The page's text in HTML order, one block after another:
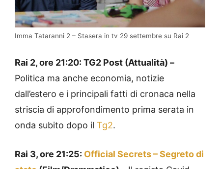
Imma Tataranni 2 – Stasera in tv 29 settembre su Rai 2
Rai 2, ore 21:20: TG2 Post (Attualità) –
Politica ma anche economia, notizie
dall’estero e i principali fatti di cronaca nella
striscia di approfondimento prima serata in
onda subito dopo il Tg2.
Rai 3, ore 21:25: Official Secrets – Segreto di